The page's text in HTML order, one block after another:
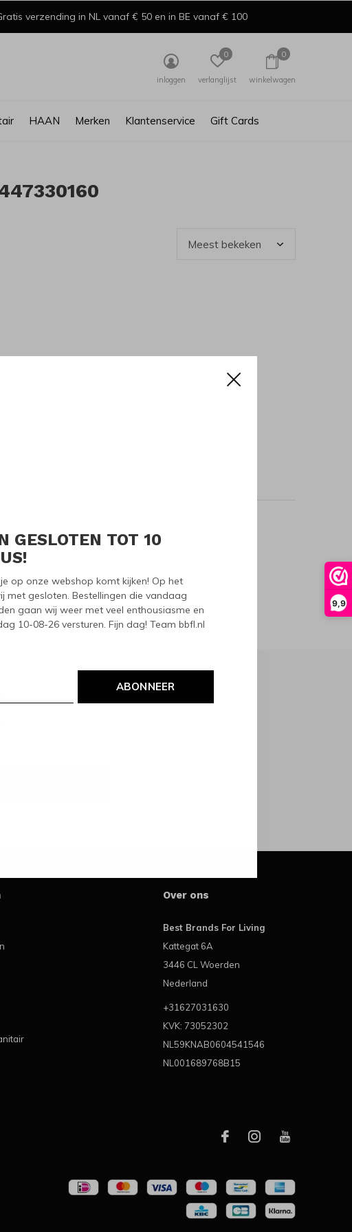
9,9
GESLOTEN TOT 10
op onze webshop komt kijken! Op het
met gesloten. Bestellingen die vandaag
gaan wij weer met veel enthousiasme en
10-08-26 versturen. Fijn dag! Team bbfl.nl
ABONNEER
HAAN Merken Klantenservice Gift Cards
inloggen verlanglijst
0
winkelwagen
0
verzending in NL vanaf € 50 en in BE vanaf € 100
1 products
Over ons
Best Brands For Living
Kattegat 6A
3446 CL Woerden
Nederland
+31627031630
KVK: 73052302
NL59KNAB0604541546
NL001689768B15